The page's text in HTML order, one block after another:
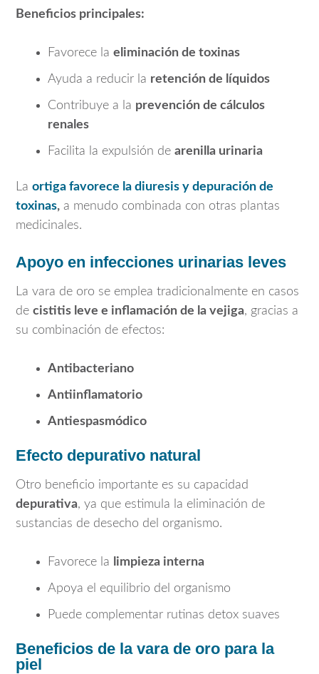
Beneficios principales:
Favorece la eliminación de toxinas
Ayuda a reducir la retención de líquidos
Contribuye a la prevención de cálculos
renales
Facilita la expulsión de arenilla urinaria
La ortiga favorece la diuresis y depuración de
toxinas, a menudo combinada con otras plantas
medicinales.
Apoyo en infecciones urinarias leves
La vara de oro se emplea tradicionalmente en casos
de cistitis leve e inflamación de la vejiga, gracias a
su combinación de efectos:
Antibacteriano
Antiinflamatorio
Antiespasmódico
Efecto depurativo natural
Otro beneficio importante es su capacidad
depurativa, ya que estimula la eliminación de
sustancias de desecho del organismo.
Favorece la limpieza interna
Apoya el equilibrio del organismo
Puede complementar rutinas detox suaves
Beneficios de la vara de oro para la
piel